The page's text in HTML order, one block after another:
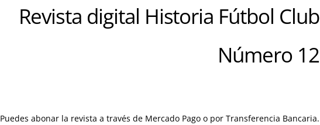
Revista digital Historia Fútbol Club
Número 12
Puedes abonar la revista a través de Mercado Pago o por Transferencia Bancaria.